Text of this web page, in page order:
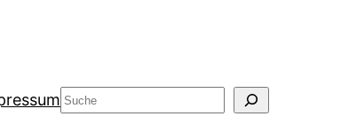
Suche